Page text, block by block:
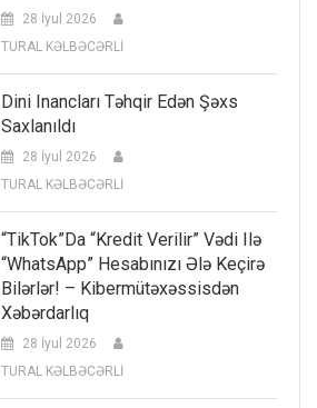
28 İyul 2026
TURAL KƏLBƏCƏRLİ
Dini Inancları Təhqir Edən Şəxs
Saxlanıldı
28 İyul 2026
TURAL KƏLBƏCƏRLİ
“TikTok”da “kredit Verilir” Vədi Ilə
“WhatsApp” Hesabınızı Ələ Keçirə
Bilərlər! – Kibermütəxəssisdən
Xəbərdarlıq
28 İyul 2026
TURAL KƏLBƏCƏRLİ